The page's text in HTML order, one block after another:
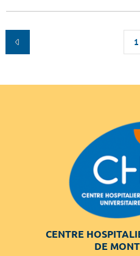
1
CENTRE
DE